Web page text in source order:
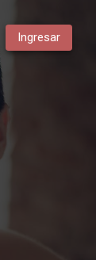
Ingresar